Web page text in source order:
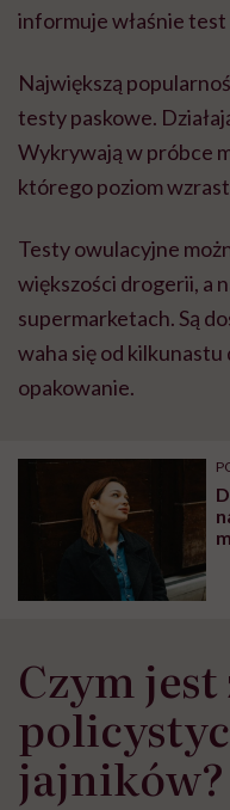
informuje właśnie
Największą
testy paskowe.
Wykrywają w próbce
którego poziom
Testy owulacyjne
większości drogerii, a
supermarketach. Są
waha się od kilkunastu
opakowanie.
Czym jest
jajników?